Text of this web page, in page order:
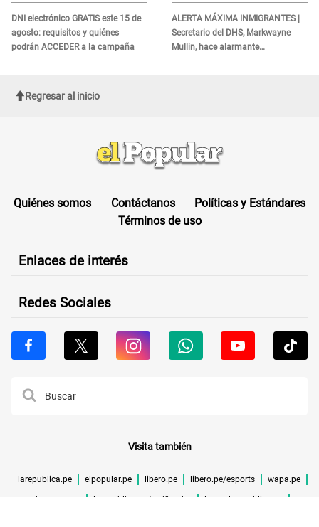
DNI electrónico GRATIS este 15 de
agosto: requisitos y quiénes
podrán ACCEDER a la campaña
ALERTA MÁXIMA INMIGRANTES |
Secretario del DHS, Markwayne
Mullin, hace alarmante
declaración: "Ahora vamos por
Regresar al inicio
Quiénes somos Contáctanos
Políticas y Estándares
Términos de uso
Enlaces de interés
Redes Sociales
Visita también
larepublica.pe elpopular.pe libero.pe libero.pe/esports wapa.pe
buenazo.pe larepublica.pe/verificador lrmas.larepublica.pe